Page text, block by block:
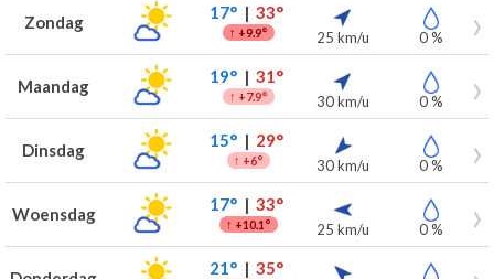
Zondag 17°| 33°
↑ +9.9° 25 km/u 0 %
Maandag 19°| 31°
↑ +7.9° 30 km/u 0 %
Dinsdag 15°| 29°
↑ +6° 30 km/u 0 %
Woensdag 17°| 33°
↑ +10.1° 25 km/u 0 %
21°| 35°